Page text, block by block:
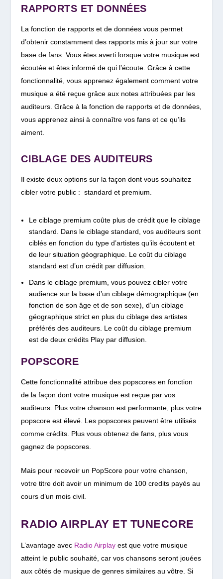
RAPPORTS ET DONNÉES
La fonction de rapports et de données vous permet
d’obtenir constamment des rapports mis à jour sur votre
base de fans. Vous êtes averti lorsque votre musique est
écoutée et êtes informé de qui l’écoute. Grâce à cette
fonctionnalité, vous apprenez également comment votre
musique a été reçue grâce aux notes attribuées par les
auditeurs. Grâce à la fonction de rapports et de données,
vous apprenez ainsi à connaître vos fans et ce qu’ils
aiment.
CIBLAGE DES AUDITEURS
Il existe deux options sur la façon dont vous souhaitez
cibler votre public : standard et premium.
Le ciblage premium coûte plus de crédit que le ciblage
standard. Dans le ciblage standard, vos auditeurs sont
ciblés en fonction du type d’artistes qu’ils écoutent et
de leur situation géographique. Le coût du ciblage
standard est d’un crédit par diffusion.
Dans le ciblage premium, vous pouvez cibler votre
audience sur la base d’un ciblage démographique (en
fonction de son âge et de son sexe), d’un ciblage
géographique strict en plus du ciblage des artistes
préférés des auditeurs. Le coût du ciblage premium
est de deux crédits Play par diffusion.
POPSCORE
Cette fonctionnalité attribue des popscores en fonction
de la façon dont votre musique est reçue par vos
auditeurs. Plus votre chanson est performante, plus votre
popscore est élevé. Les popscores peuvent être utilisés
comme crédits. Plus vous obtenez de fans, plus vous
gagnez de popscores.
Mais pour recevoir un PopScore pour votre chanson,
votre titre doit avoir un minimum de 100 credits payés au
cours d’un mois civil.
RADIO AIRPLAY ET TUNECORE
L’avantage avec Radio Airplay est que votre musique
atteint le public souhaité, car vos chansons seront jouées
aux côtés de musique de genres similaires au vôtre. Si